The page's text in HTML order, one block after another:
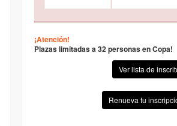
¡Atención!
Plazas limitadas a 32 personas en Copa!
Ver lista de
Renueva tu